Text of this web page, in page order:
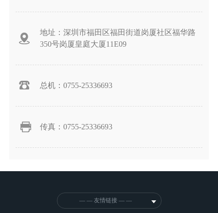
地址：深圳市福田区福田街道岗厦社区福华路
350号岗厦皇庭大厦11E09
总机：0755-25336693
传真：0755-25336693
— — 友情链接 — —